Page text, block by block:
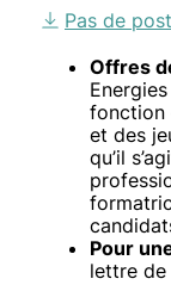
Libellé
Pas de
TexteOffres
fonction
et des
qu’il
Pour
lettre